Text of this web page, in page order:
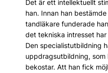
Det är ett intellektuellt
han. Innan han
tandläkare funderade
det tekniska intresset
Den specialistutbildning
uppdragsutbildning, som
bekostar. Att han fick